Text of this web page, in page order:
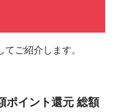
ご紹介します。
ポイント還元 総額